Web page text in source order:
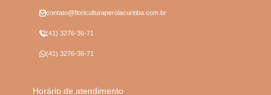
contato@floriculturaperolacuritiba.com.br
(41) 3276-36-71
(41) 3276-36-71
Horário de atendimento